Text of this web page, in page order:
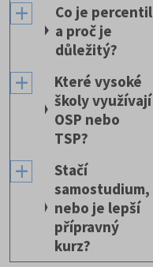
Co je percentil
a proč je
důležitý?
Které vysoké
školy využívají
OSP nebo
TSP?
Stačí
samostudium,
nebo je lepší
přípravný
kurz?